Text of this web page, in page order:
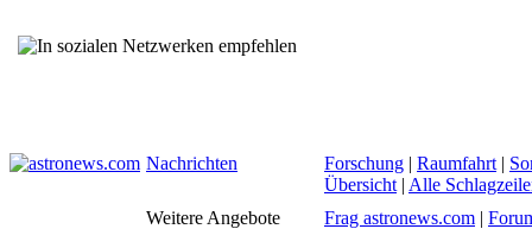
Nachrichten Forschung | Raumfahrt |
Übersicht | Alle
Weitere Angebote
Frag astronews.com |